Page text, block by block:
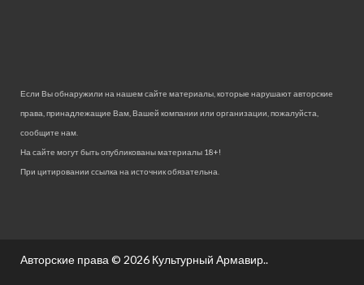
Если Вы обнаружили на нашем сайте материалы, которые нарушают авторские
права, принадлежащие Вам, Вашей компании или организации, пожалуйста,
сообщите нам.
На сайте могут быть опубликованы материалы 18+!
При цитировании ссылка на источник обязательна.
Авторские права © 2026 Культурный Армавир..